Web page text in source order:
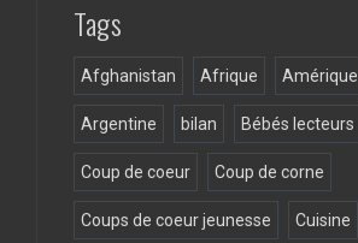
Tags
Afghanistan Afrique Amérique
Argentine bilan Bébés lecteurs
Coup de coeur Coup de corne
Coups de coeur jeunesse Cuisine